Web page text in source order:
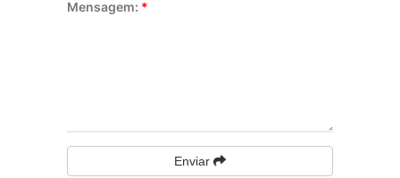
Mensagem: *
Enviar